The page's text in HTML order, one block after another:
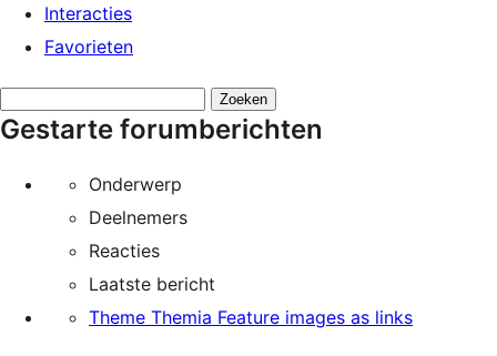
Interacties
Favorieten
zoeken:
Gestarte forumberichten
Onderwerp
Deelnemers
Reacties
Laatste bericht
Theme Themia Feature images as links